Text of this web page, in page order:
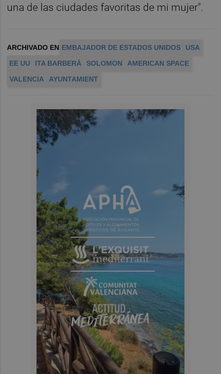
una de las ciudades favoritas de mi mujer".
ARCHIVADO EN EMBAJADOR DE ESTADOS UNIDOS
USA
EE UU
ITA BARBERÁ SOLOMON
AMERICAN SPACE
VALENCIA
AYUNTAMIENT